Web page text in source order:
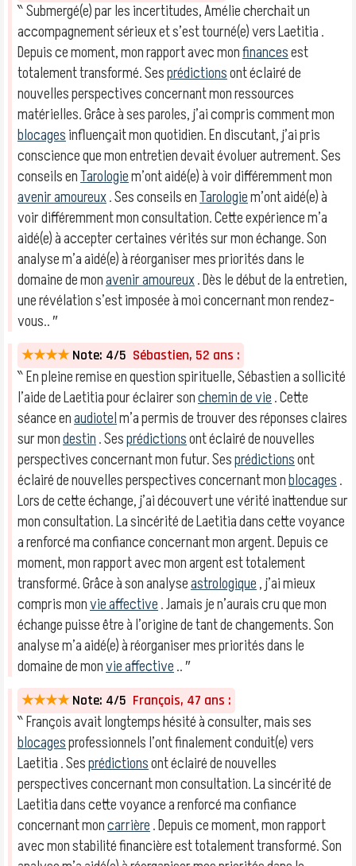
‶ Submergé(e) par les incertitudes, Amélie cherchait un
accompagnement sérieux et s’est tourné(e) vers Laetitia .
Depuis ce moment, mon rapport avec monfinancesest
totalement transformé. Sesprédictionsont éclairé de
nouvelles perspectives concernant mon ressources
matérielles. Grâce à ses paroles, j’ai compris comment mon
blocagesinfluençait mon quotidien. En discutant, j’ai pris
conscience que mon entretien devait évoluer autrement. Ses
conseils enTarologiem’ont aidé(e) à voir différemment mon
avenir amoureux. Ses conseils enTarologiem’ont aidé(e) à
voir différemment mon consultation. Cette expérience m’a
aidé(e) à accepter certaines vérités sur mon échange. Son
analyse m’a aidé(e) à réorganiser mes priorités dans le
domaine de monavenir amoureux. Dès le début de la entretien,
une révélation s’est imposée à moi concernant mon rendez-
vous.. ″
★★★★ Note: 4/5 Sébastien, 52 ans :
‶ En pleine remise en question spirituelle, Sébastien a sollicité
l’aide de Laetitia pour éclairer sonchemin de vie. Cette
séance enaudiotelm’a permis de trouver des réponses claires
sur mondestin. Sesprédictionsont éclairé de nouvelles
perspectives concernant mon futur. Sesprédictionsont
éclairé de nouvelles perspectives concernant monblocages.
Lors de cette échange, j’ai découvert une vérité inattendue sur
mon consultation. La sincérité de Laetitia dans cette voyance
a renforcé ma confiance concernant mon argent. Depuis ce
moment, mon rapport avec mon argent est totalement
transformé. Grâce à son analyseastrologique, j’ai mieux
compris monvie affective. Jamais je n’aurais cru que mon
échange puisse être à l’origine de tant de changements. Son
analyse m’a aidé(e) à réorganiser mes priorités dans le
domaine de monvie affective.. ″
★★★★ Note: 4/5 François, 47 ans :
‶ François avait longtemps hésité à consulter, mais ses
blocagesprofessionnels l’ont finalement conduit(e) vers
Laetitia . Sesprédictionsont éclairé de nouvelles
perspectives concernant mon consultation. La sincérité de
Laetitia dans cette voyance a renforcé ma confiance
concernant moncarrière. Depuis ce moment, mon rapport
avec mon stabilité financière est totalement transformé. Son